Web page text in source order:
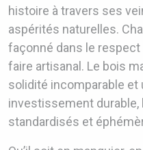
histoire à travers ses
aspérités naturelles.
façonné dans le
faire artisanal. Le bois
solidité incomparable et
investissement durable,
standardisés et